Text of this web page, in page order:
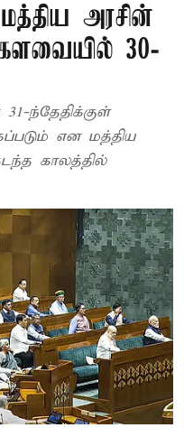
அரசின்
30-
ந்தேதிக்குள்
என மத்திய
காலத்தில்